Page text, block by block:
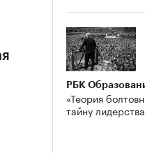
РБК
«Теория
тайну лидерства